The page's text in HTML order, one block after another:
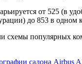
от 525 (в
до 853 в одном
схемы популярных
салона Airbus